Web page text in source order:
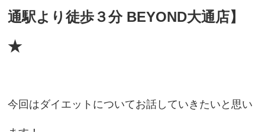
通駅より徒歩３分 BEYOND大通店】
★
今回はダイエットについてお話していきたいと思い